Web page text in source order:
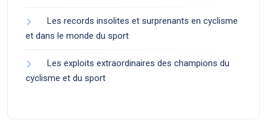
Les records insolites et surprenants en cyclisme
et dans le monde du sport
Les exploits extraordinaires des champions du
cyclisme et du sport